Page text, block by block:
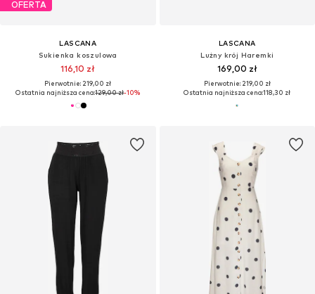
OFERTA
LASCANA
Sukienka koszulowa
116,10 zł
Pierwotnie: 219,00 zł
Ostatnia najniższa cena:129,00 zł-10%
LASCANA
Lużny krój Haremki
169,00 zł
Pierwotnie: 219,00 zł
Ostatnia najniższa cena:118,30 zł